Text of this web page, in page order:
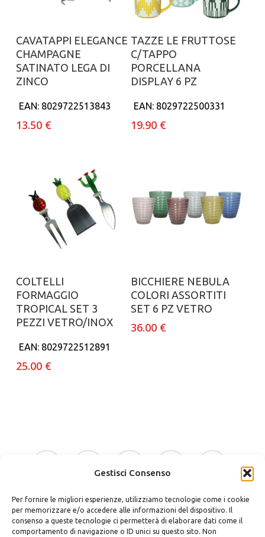
Gestisci Consenso
Per fornire le migliori esperienze, utilizziamo tecnologie come i cookie
per memorizzare e/o accedere alle informazioni del dispositivo. Il
consenso a queste tecnologie ci permetterà di elaborare dati come il
comportamento di navigazione o ID unici su questo sito. Non
Aggiungi al carrello
CAVATAPPI ELEGANCE
CHAMPAGNE
SATINATO LEGA DI
ZINCO
EAN: 8029722513843
13.50 €
Aggiungi al carrello
TAZZE LE FRUTTOSE
C/TAPPO
PORCELLANA
DISPLAY 6 PZ
EAN: 8029722500331
19.90 €
Aggiungi al carrello
COLTELLI
FORMAGGIO
TROPICAL SET 3
PEZZI VETRO/INOX
EAN: 8029722512891
25.00 €
Aggiungi al carrello
BICCHIERE NEBULA
COLORI ASSORTITI
SET 6 PZ VETRO
36.00 €
facebook
google-
instagram whatsapp tiktok
phone email